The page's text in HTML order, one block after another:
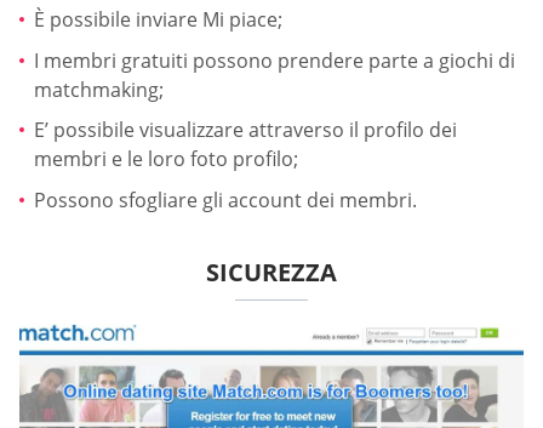
È possibile inviare Mi piace;
I membri gratuiti possono prendere parte a giochi di
matchmaking;
E’ possibile visualizzare attraverso il profilo dei
membri e le loro foto profilo;
Possono sfogliare gli account dei membri.
SICUREZZA